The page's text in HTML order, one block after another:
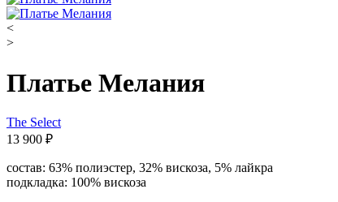
<
>
Платье Мелания
The Select
13 900 ₽
состав: 63% полиэстер, 32% вискоза, 5% лайкра
подкладка: 100% вискоза